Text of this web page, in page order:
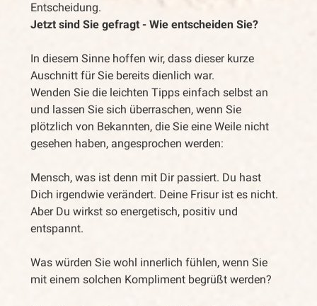
Entscheidung.
Jetzt sind Sie gefragt - Wie entscheiden Sie?
In diesem Sinne hoffen wir, dass dieser kurze
Auschnitt für Sie bereits dienlich war.
Wenden Sie die leichten Tipps einfach selbst an
und lassen Sie sich überraschen, wenn Sie
plötzlich von Bekannten, die Sie eine Weile nicht
gesehen haben, angesprochen werden:
Mensch, was ist denn mit Dir passiert. Du hast
Dich irgendwie verändert. Deine Frisur ist es nicht.
Aber Du wirkst so energetisch, positiv und
entspannt.
Was würden Sie wohl innerlich fühlen, wenn Sie
mit einem solchen Kompliment begrüßt werden?